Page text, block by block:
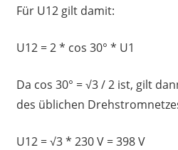
Für U12 gilt damit:
U12 = 2 * cos 30° * U1
Da cos 30° = √3 / 2 ist, gilt
des üblichen
U12 = √3 * 230 V = 398 V